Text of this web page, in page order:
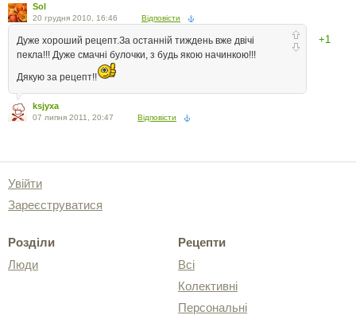
Sol
20 грудня 2010, 16:46 Відповісти
+1
Дуже хороший рецепт.За останній тиждень вже двічі
пекла!!! Дуже смачні булочки, з будь якою начинкою!!!
Дякую за рецепт!!
ksjyxa
07 липня 2011, 20:47 Відповісти
Увійти
Зареєструватися
Розділи
Люди
Рецепти
Всі
Колективні
Персональні